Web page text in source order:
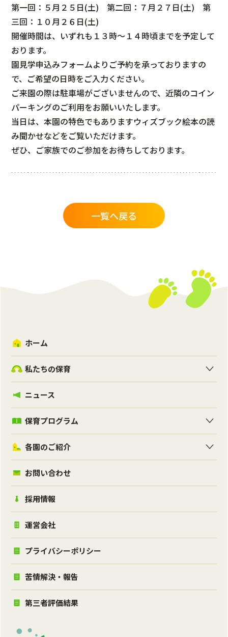
第一回：５月２５日(土) 第二回：７月２７日(土) 第
三回：１０月２６日(土)
開催時間は、いずれも１３時〜１４時頃までを予定して
おります。
園見学申込みフォームよりご予約を承っておりますの
で、ご希望の日時をご入力ください。
ご来園の際は駐車場がございませんので、近隣のコイン
パーキングのご利用をお願いいたします。
当日は、本園の特色でもありますウィズブック絵本の読
み聞かせなどをご覧いただけます。
ぜひ、ご家族でのご参加をお待ちしております。
一覧へ戻る
ホーム
私たちの保育
ニュース
保育プログラム
各園のご紹介
お問い合わせ
採用情報
運営会社
プライバシーポリシー
苦情解決・報告
第三者評価結果